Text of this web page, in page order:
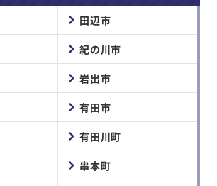
田辺市
紀の川市
岩出市
有田市
有田川町
串本町